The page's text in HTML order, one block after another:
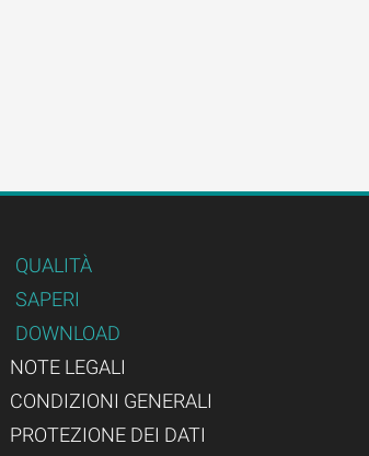
QUALITÀ
SAPERI
DOWNLOAD
NOTE LEGALI
CONDIZIONI GENERALI
PROTEZIONE DEI DATI